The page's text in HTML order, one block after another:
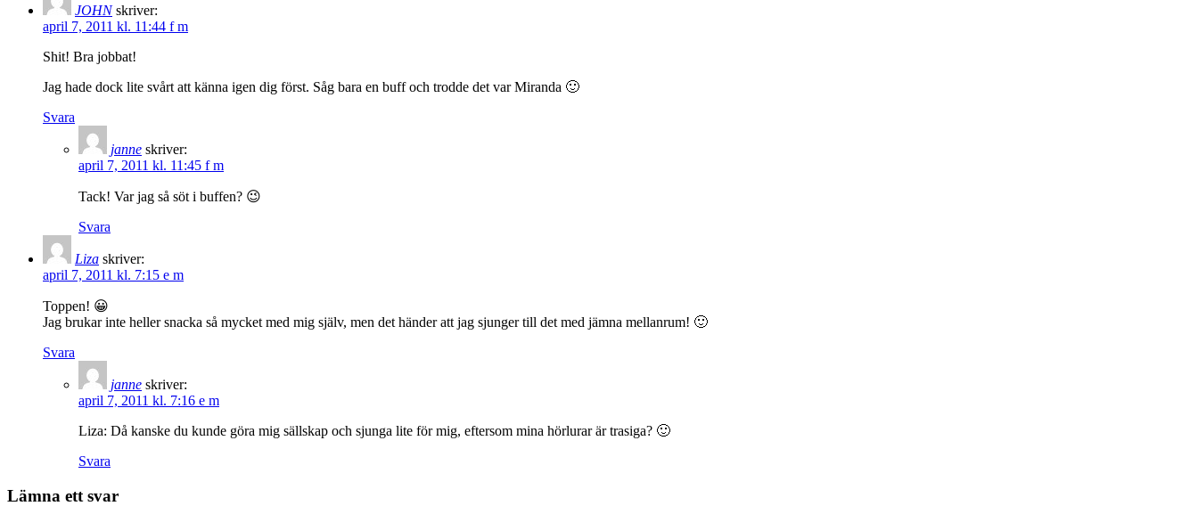
JOHN skriver:
april 7, 2011 kl. 11:44 f m
Shit! Bra jobbat!
Jag hade dock lite svårt att känna igen dig först. Såg bara en buff och trodde det var Miranda 🙂
Svara
janne skriver:
april 7, 2011 kl. 11:45 f m
Tack! Var jag så söt i buffen? 😉
Svara
Liza skriver:
april 7, 2011 kl. 7:15 e m
Toppen! 😀
Jag brukar inte heller snacka så mycket med mig själv, men det händer att jag sjunger till det med jämna mellanrum! 🙂
Svara
janne skriver:
april 7, 2011 kl. 7:16 e m
Liza: Då kanske du kunde göra mig sällskap och sjunga lite för mig, eftersom mina hörlurar är trasiga? 🙂
Svara
Lämna ett svar